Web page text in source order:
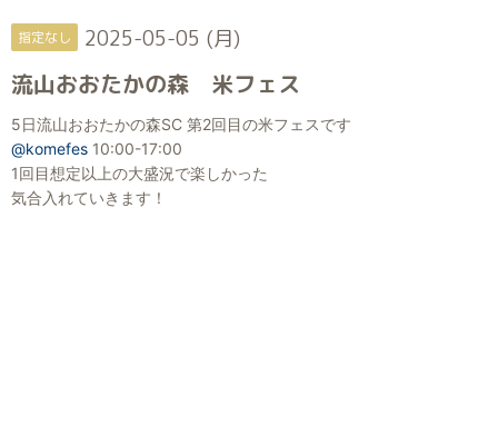
指定なし 2025-05-05 (月)
流山おおたかの森 米フェス
5日流山おおたかの森SC 第2回目の米フェスです
@komefes 10:00-17:00
1回目想定以上の大盛況で楽しかった
気合入れていきます！